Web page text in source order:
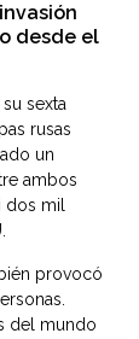
desde el
sexta
rusas
un
ambos
dos mil
provocó
del mundo